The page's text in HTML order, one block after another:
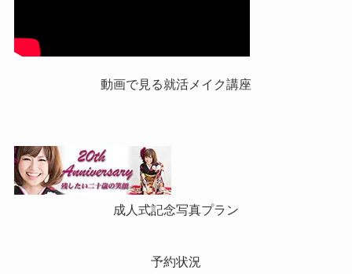
動画で見る就活メイク講座
成人式記念写真プラン
予約状況